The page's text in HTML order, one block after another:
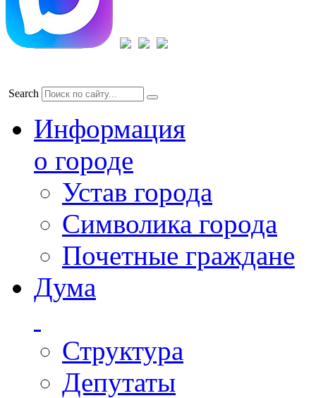
Search
Информация
о городе
Устав города
Символика города
Почетные граждане
Дума
Структура
Депутаты